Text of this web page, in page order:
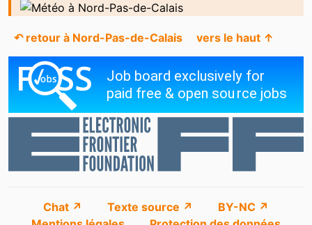
↶ retour à Nord-Pas-de-Calais vers le haut ↑
Chat ↗ Texte source ↗
BY-NC ↗